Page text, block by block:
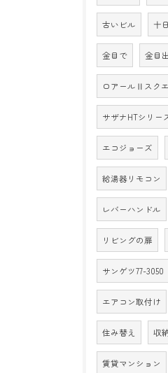
古いビル 十
金目で 金目
ロアールⅡスク
サザナHTシリー
エコジョーズ
給湯器リモコン
レバーハンドル
リビングの扉
サンゲツ77-3050
エアコン取付け
住み替え 収
賃貸マンション